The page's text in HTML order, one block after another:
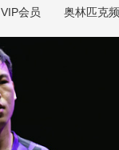
VIP会员 奥林匹克